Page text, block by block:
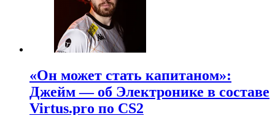
«Он может стать капитаном»:
Джейм — об Электронике в составе
Virtus.pro по CS2